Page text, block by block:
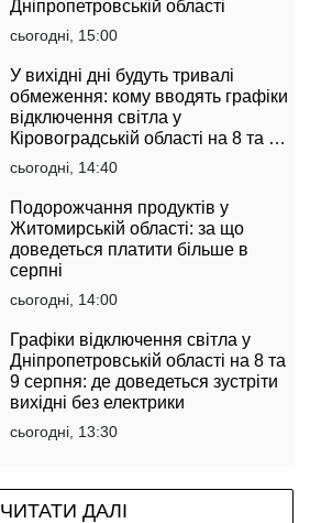
Дніпропетровській області
сьогодні, 15:00
У вихідні дні будуть тривалі
обмеження: кому вводять графіки
відключення світла у
Кіровоградській області на 8 та 9
серпня
сьогодні, 14:40
Подорожчання продуктів у
Житомирській області: за що
доведеться платити більше в
серпні
сьогодні, 14:00
Графіки відключення світла у
Дніпропетровській області на 8 та
9 серпня: де доведеться зустріти
вихідні без електрики
сьогодні, 13:30
ЧИТАТИ ДАЛІ